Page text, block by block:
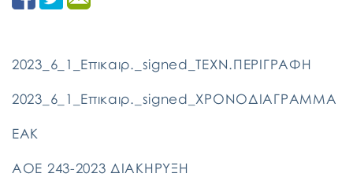
2023_6_1_Επικαιρ._signed_ΤΕΧΝ.ΠΕΡΙΓΡΑΦΗ
2023_6_1_Επικαιρ._signed_ΧΡΟΝΟΔΙΑΓΡΑΜΜΑ
EAK
ΑΟΕ 243-2023 ΔΙΑΚΗΡΥΞΗ